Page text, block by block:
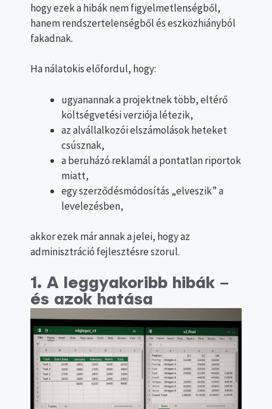
hogy ezek a hibák nem figyelmetlenségből,
hanem rendszertelenségből és eszközhiányból
fakadnak.
Ha nálatokis előfordul, hogy:
ugyanannak a projektnek több, eltérő
költségvetési verziója létezik,
az alvállalkozói elszámolások heteket
csúsznak,
a beruházó reklamál a pontatlan riportok
miatt,
egy szerződésmódosítás „elveszik” a
levelezésben,
akkor ezek már annak a jelei, hogy az
adminisztráció fejlesztésre szorul.
1. A leggyakoribb hibák –
és azok hatása